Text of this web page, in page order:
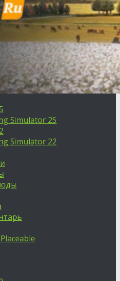
Simulator 25
Simulator 22